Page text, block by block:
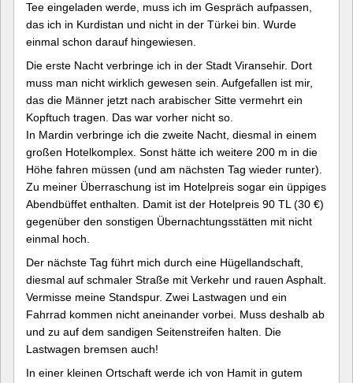
Tee eingeladen werde, muss ich im Gespräch aufpassen,
das ich in Kurdistan und nicht in der Türkei bin. Wurde
einmal schon darauf hingewiesen.
Die erste Nacht verbringe ich in der Stadt Viransehir. Dort
muss man nicht wirklich gewesen sein. Aufgefallen ist mir,
das die Männer jetzt nach arabischer Sitte vermehrt ein
Kopftuch tragen. Das war vorher nicht so.
In Mardin verbringe ich die zweite Nacht, diesmal in einem
großen Hotelkomplex. Sonst hätte ich weitere 200 m in die
Höhe fahren müssen (und am nächsten Tag wieder runter).
Zu meiner Überraschung ist im Hotelpreis sogar ein üppiges
Abendbüffet enthalten. Damit ist der Hotelpreis 90 TL (30 €)
gegenüber den sonstigen Übernachtungsstätten mit nicht
einmal hoch.
Der nächste Tag führt mich durch eine Hügellandschaft,
diesmal auf schmaler Straße mit Verkehr und rauen Asphalt.
Vermisse meine Standspur. Zwei Lastwagen und ein
Fahrrad kommen nicht aneinander vorbei. Muss deshalb ab
und zu auf dem sandigen Seitenstreifen halten. Die
Lastwagen bremsen auch!
In einer kleinen Ortschaft werde ich von Hamit in gutem